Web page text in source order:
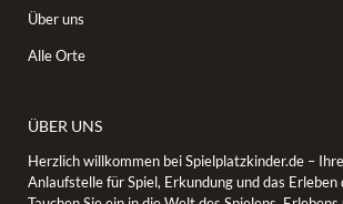
Über uns
Alle Orte
ÜBER UNS
Herzlich willkommen bei Spielplatzkinder.de –
Anlaufstelle für Spiel, Erkundung und das Erleben